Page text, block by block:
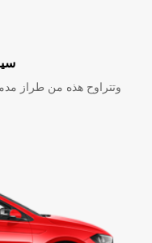
وتتراوح هذه من طراز